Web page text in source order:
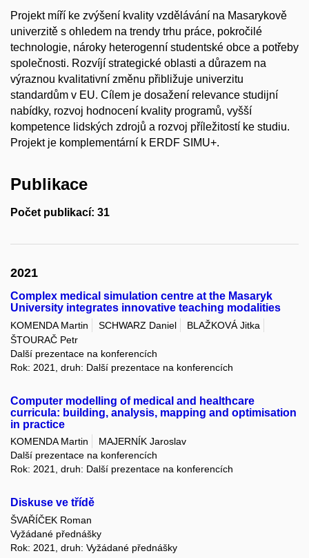
Projekt míří ke zvýšení kvality vzdělávání na Masarykově
univerzitě s ohledem na trendy trhu práce, pokročilé
technologie, nároky heterogenní studentské obce a potřeby
společnosti. Rozvíjí strategické oblasti a důrazem na
výraznou kvalitativní změnu přibližuje univerzitu
standardům v EU. Cílem je dosažení relevance studijní
nabídky, rozvoj hodnocení kvality programů, vyšší
kompetence lidských zdrojů a rozvoj příležitostí ke studiu.
Projekt je komplementární k ERDF SIMU+.
Publikace
Počet publikací: 31
2021
Complex medical simulation centre at the Masaryk
University integrates innovative teaching modalities
KOMENDA Martin SCHWARZ Daniel
BLAŽKOVÁ Jitka
ŠTOURAČ Petr
Další prezentace na konferencích
Rok: 2021, druh: Další prezentace na konferencích
Computer modelling of medical and healthcare
curricula: building, analysis, mapping and optimisation
in practice
KOMENDA Martin
MAJERNÍK Jaroslav
Další prezentace na konferencích
Rok: 2021, druh: Další prezentace na konferencích
Diskuse ve třídě
ŠVAŘÍČEK Roman
Vyžádané přednášky
Rok: 2021, druh: Vyžádané přednášky